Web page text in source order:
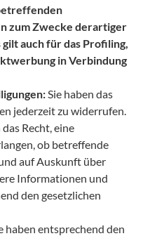
zum Zwecke derartiger
auch für das Profiling,
in Verbindung
Sie haben das
jederzeit zu widerrufen.
das Recht, eine
ob betreffende
auf Auskunft über
Informationen und
den gesetzlichen
haben entsprechend den